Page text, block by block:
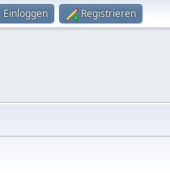
Einloggen Registrieren